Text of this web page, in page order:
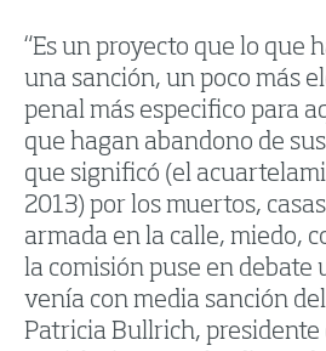
“Es un proyecto que lo que
una sanción, un poco más
penal más especifico para
que hagan abandono de
que significó (el
2013) por los muertos,
armada en la calle, miedo,
la comisión puse en debate
venía con media sanción
Patricia Bullrich, presidente